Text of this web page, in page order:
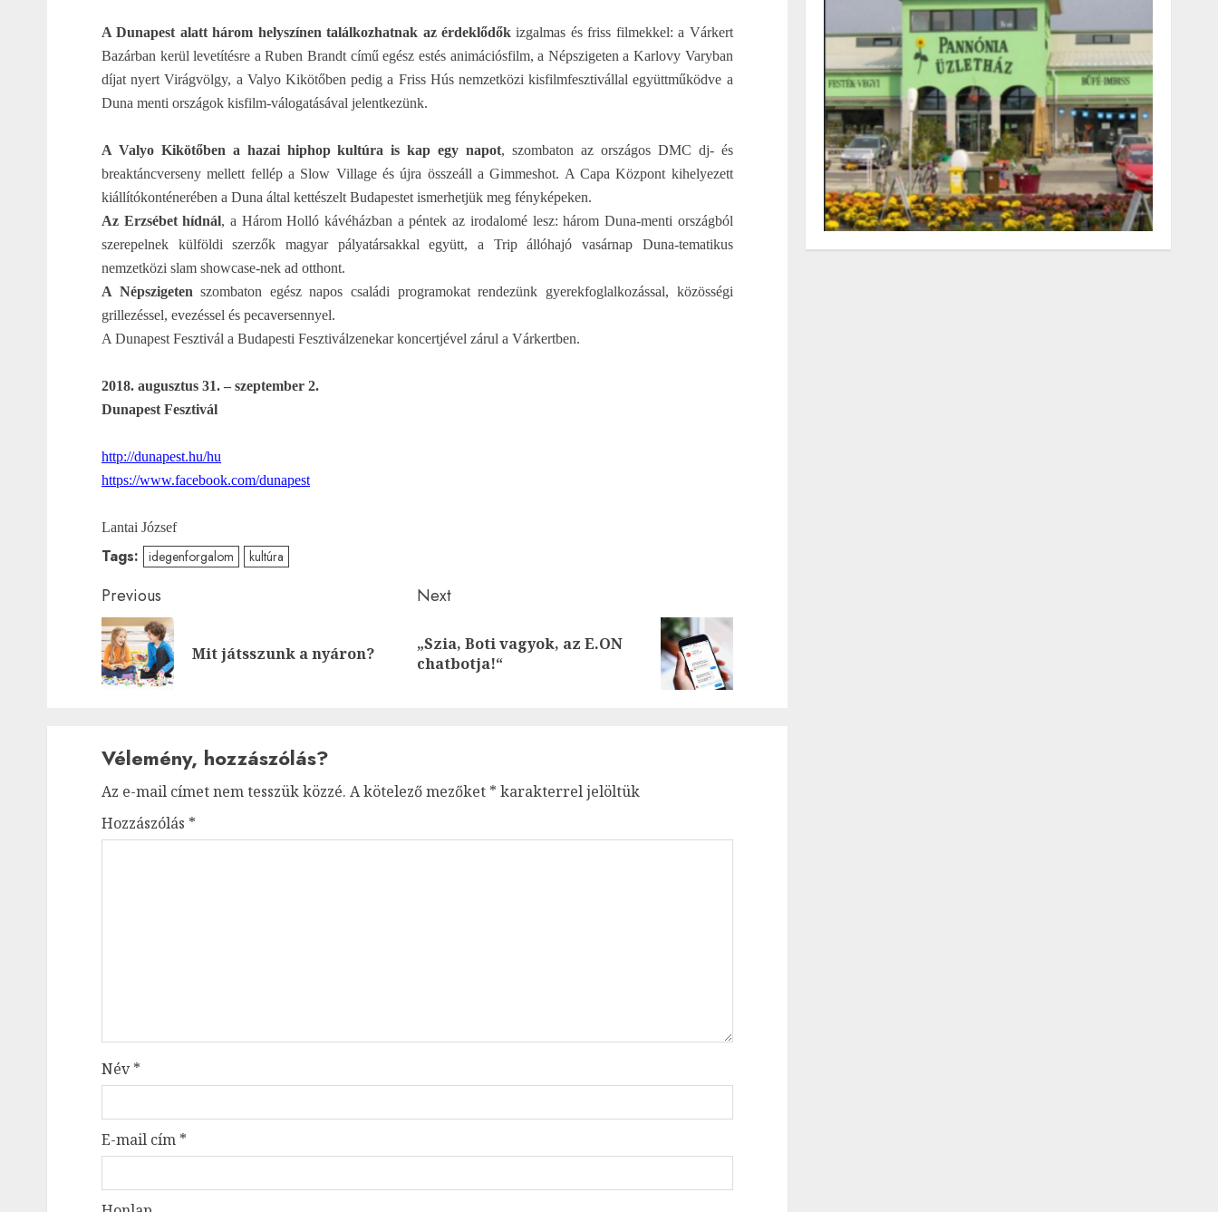
A Dunapest alatt három helyszínen találkozhatnak az érdeklődők izgalmas és friss filmekkel: a Várkert
Bazárban kerül levetítésre a Ruben Brandt című egész estés animációsfilm, a Népszigeten a Karlovy Varyban
díjat nyert Virágvölgy, a Valyo Kikötőben pedig a Friss Hús nemzetközi kisfilmfesztivállal együttműködve a
Duna menti országok kisfilm-válogatásával jelentkezünk.
A Valyo Kikötőben a hazai hiphop kultúra is kap egy napot, szombaton az országos DMC dj- és
breaktáncverseny mellett fellép a Slow Village és újra összeáll a Gimmeshot. A Capa Központ kihelyezett
kiállítókonténerében a Duna által kettészelt Budapestet ismerhetjük meg fényképeken.
Az Erzsébet hídnál, a Három Holló kávéházban a péntek az irodalomé lesz: három Duna-menti országból
szerepelnek külföldi szerzők magyar pályatársakkal együtt, a Trip állóhajó vasárnap Duna-tematikus
nemzetközi slam showcase-nek ad otthont.
A Népszigeten szombaton egész napos családi programokat rendezünk gyerekfoglalkozással, közösségi
grillezéssel, evezéssel és pecaversennyel.
A Dunapest Fesztivál a Budapesti Fesztiválzenekar koncertjével zárul a Várkertben.
2018. augusztus 31. – szeptember 2.
Dunapest Fesztivál
http://dunapest.hu/hu
https://www.facebook.com/dunapest
Lantai József
Tags: idegenforgalom kultúra
Post
navigation
Previous
Previous
post:
Mit játsszunk a nyáron?
Next
Next
post:
„Szia, Boti vagyok, az E.ON
chatbotja!“
Vélemény, hozzászólás?
Az e-mail címet nem tesszük közzé. A kötelező mezőket * karakterrel jelöltük
Hozzászólás *
Név*
E-mail cím *